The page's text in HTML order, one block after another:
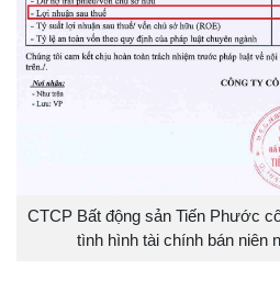
CTCP Bất động sản Tiến Phước
tình hình tài chính bán niên